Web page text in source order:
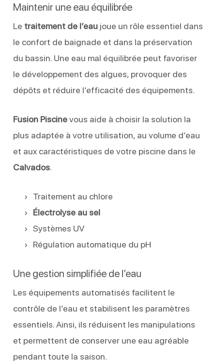
Maintenir une eau équilibrée
Le traitement de l’eaujoue un rôle essentiel dans
le confort de baignade et dans la préservation
du bassin. Une eau mal équilibrée peut favoriser
le développement des algues, provoquer des
dépôts et réduire l’efficacité des équipements.
Fusion Piscinevous aide à choisir la solution la
plus adaptée à votre utilisation, au volume d’eau
et aux caractéristiques de votre piscine dans le
Calvados.
Traitement au chlore
Électrolyse au sel
Systèmes UV
Régulation automatique du pH
Une gestion simplifiée de l’eau
Les équipements automatisés facilitent le
contrôle de l’eau et stabilisent les paramètres
essentiels. Ainsi, ils réduisent les manipulations
et permettent de conserver une eau agréable
pendant toute la saison.